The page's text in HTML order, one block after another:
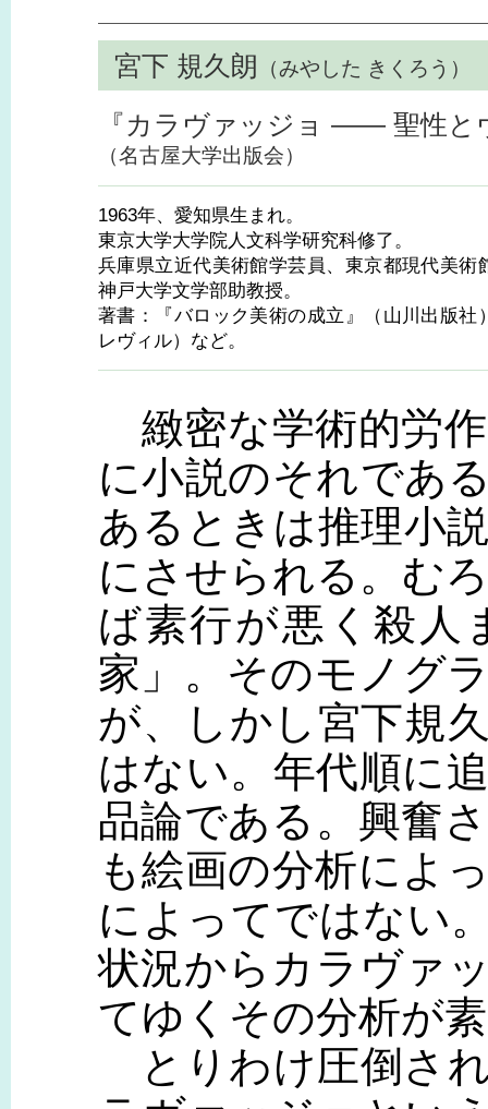
宮下 規久朗 （みやした きくろう）
『カラヴァッジョ ―― 聖性と
（名古屋大学出版会）
1963年、愛知県生まれ。
東京大学大学院人文科学研究科修了。
兵庫県立近代美術館学芸員、東京都現代美術
神戸大学文学部助教授。
著書：『バロック美術の成立』（山川出版社
レヴィル）など。
緻密な学術的労
に小説のそれであ
あるときは推理小
にさせられる。む
ば素行が悪く殺人
家」。そのモノグ
が、しかし宮下規
はない。年代順に
品論である。興奮
も絵画の分析によ
によってではない
状況からカラヴァ
てゆくその分析が
とりわけ圧倒さ